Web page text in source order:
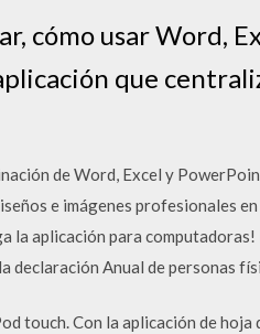
cómo usar Word,
que
de Word, Excel y
e imágenes profesionales
aplicación para computadoras!
Anual de personas
touch. ‎Con la aplicación de